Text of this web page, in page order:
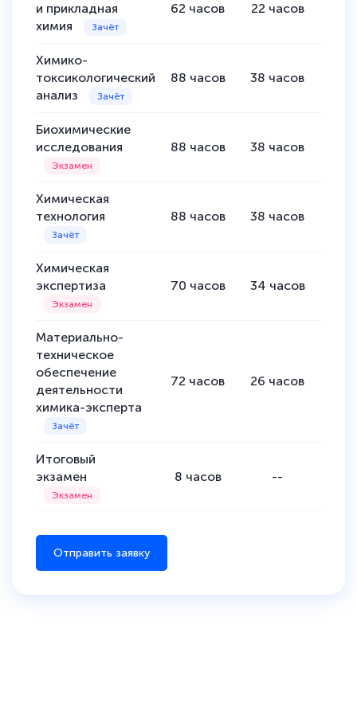
и прикладная
химия
62 часов 22 часов
Химико-
токсикологический
анализ
88 часов 38 часов
Биохимические
исследования
88 часов 38 часов
Химическая
технология
88 часов 38 часов
Химическая
экспертиза
70 часов 34 часов
Материально-
техническое
обеспечение
деятельности
химика-эксперта
72 часов 26 часов
Итоговый
экзамен
8 часов --
Отправить заявку